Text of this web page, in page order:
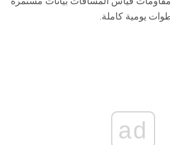
يومية كاملة.
ad